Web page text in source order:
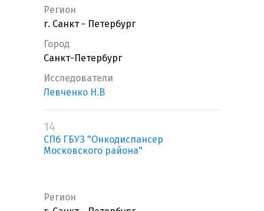
Регион
г. Санкт - Петербург
Город
Санкт-Петербург
Исследователи
Левченко Н.В
14
СПб ГБУЗ "Онкодиспансер
Московского района"
Регион